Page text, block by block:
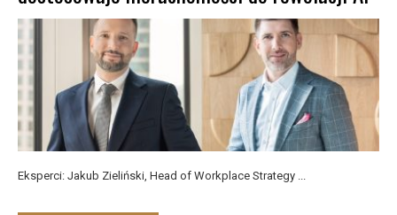
Eksperci: Jakub Zieliński, Head of Workplace Strategy ...